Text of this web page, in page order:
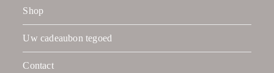
Shop
Uw cadeaubon tegoed
Contact